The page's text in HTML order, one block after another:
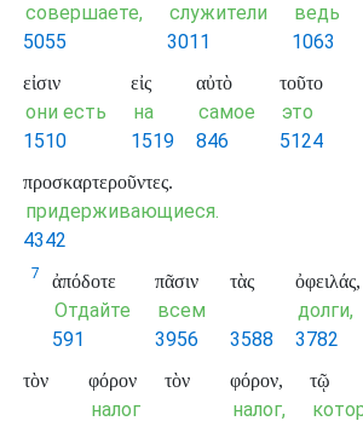
совершаете,
5055
служители
3011
ведь
1063
εἰσιν
они есть
1510
εἰς
на
1519
αὐτὸ
самое
846
τοῦτο
это
5124
προσκαρτεροῦντες.
придерживающиеся.
4342
7 ἀπόδοτε
Отдайте
591
πᾶσιν
всем
3956
τὰς
3588
ὀφειλάς,
долги,
3782
τὸν φόρον
налог
τὸν φόρον,
налог,
τῷ